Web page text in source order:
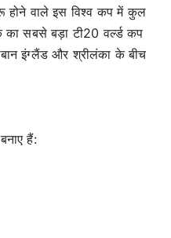
होने वाले इस विश्व कप में कुल
का सबसे बड़ा टी20 वर्ल्ड कप
इंग्लैंड और श्रीलंका के बीच
हैं: